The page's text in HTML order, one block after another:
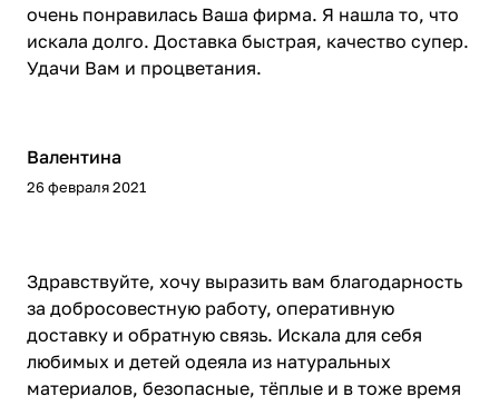
очень понравилась Ваша фирма. Я нашла то, что
искала долго. Доставка быстрая, качество супер.
Удачи Вам и процветания.
Валентина
26 февраля 2021
Здравствуйте, хочу выразить вам благодарность
за добросовестную работу, оперативную
доставку и обратную связь. Искала для себя
любимых и детей одеяла из натуральных
материалов, безопасные, тёплые и в тоже время